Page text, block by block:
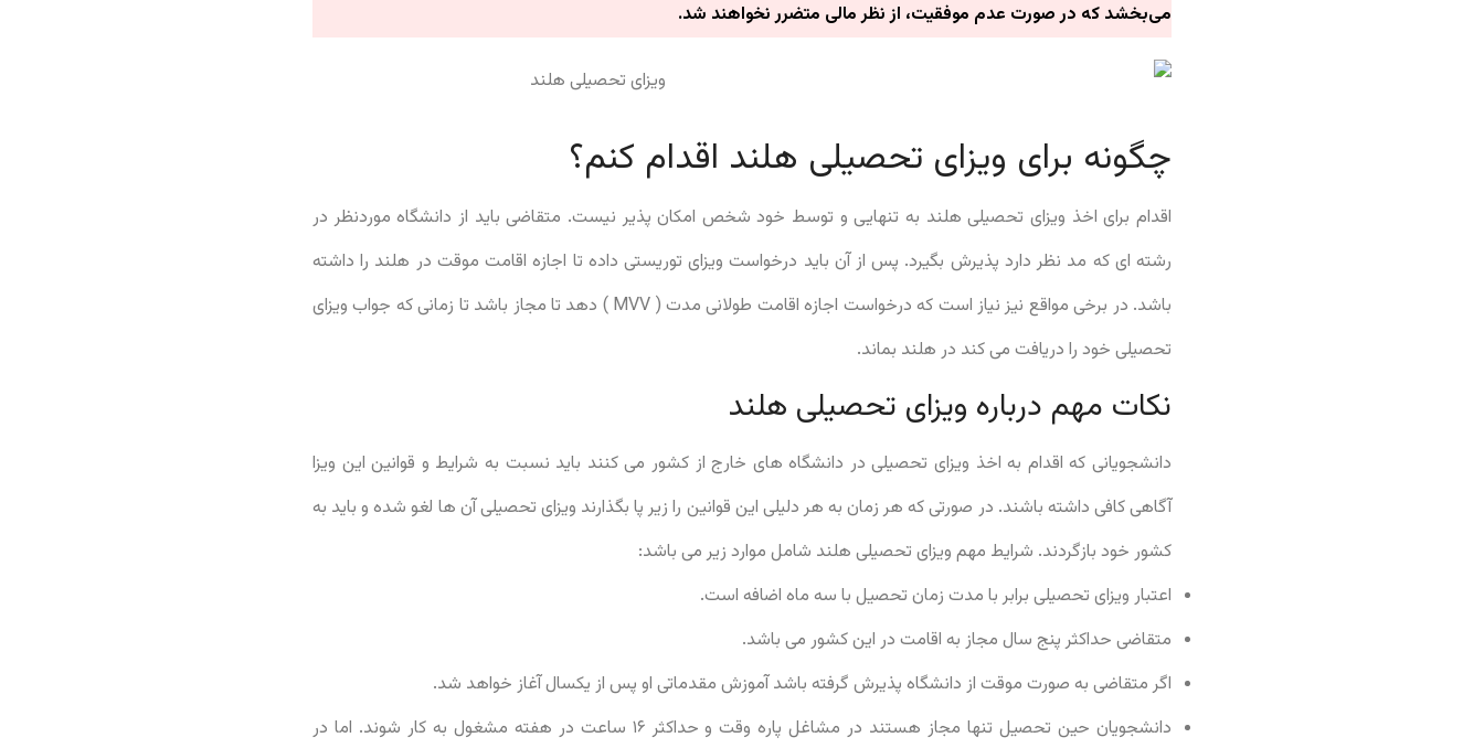
می‌بخشد که در صورت عدم موفقیت، از نظر مالی متضرر نخواهند شد.
چگونه برای ویزای تحصیلی هلند اقدام کنم؟
اقدام برای اخذ ویزای تحصیلی هلند به تنهایی و توسط خود شخص امکان پذیر نیست. متقاضی باید از دانشگاه موردنظر در
رشته ای که مد نظر دارد پذیرش بگیرد. پس از آن باید درخواست ویزای توریستی داده تا اجازه اقامت موقت در هلند را داشته
باشد. در برخی مواقع نیز نیاز است که درخواست اجازه اقامت طولانی مدت ( MVV ) دهد تا مجاز باشد تا زمانی که جواب ویزای
تحصیلی خود را دریافت می کند در هلند بماند.
نکات مهم درباره ویزای تحصیلی هلند
دانشجویانی که اقدام به اخذ ویزای تحصیلی در دانشگاه های خارج از کشور می کنند باید نسبت به شرایط و قوانین این ویزا
آگاهی کافی داشته باشند. در صورتی که هر زمان به هر دلیلی این قوانین را زیر پا بگذارند ویزای تحصیلی آن ها لغو شده و باید به
کشور خود بازگردند. شرایط مهم ویزای تحصیلی هلند شامل موارد زیر می باشد:
اعتبار ویزای تحصیلی برابر با مدت زمان تحصیل با سه ماه اضافه است.
متقاضی حداکثر پنج سال مجاز به اقامت در این کشور می باشد.
اگر متقاضی به صورت موقت از دانشگاه پذیرش گرفته باشد آموزش مقدماتی او پس از یکسال آغاز خواهد شد.
دانشجویان حین تحصیل تنها مجاز هستند در مشاغل پاره وقت و حداکثر ۱۶ ساعت در هفته مشغول به کار شوند. اما در